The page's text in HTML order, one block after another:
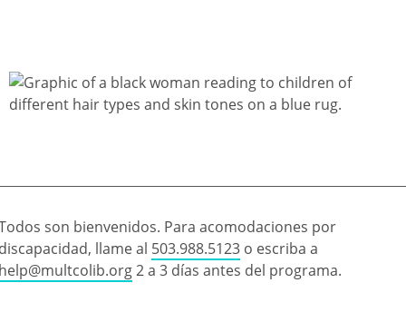
son bienvenidos. Para acomodaciones por
llame al 503.988.5123 o escriba a
2 a 3 días antes del programa.